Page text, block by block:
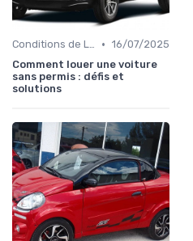
Conditions de Location • 16/07/2025
Comment louer une voiture
sans permis : défis et
solutions